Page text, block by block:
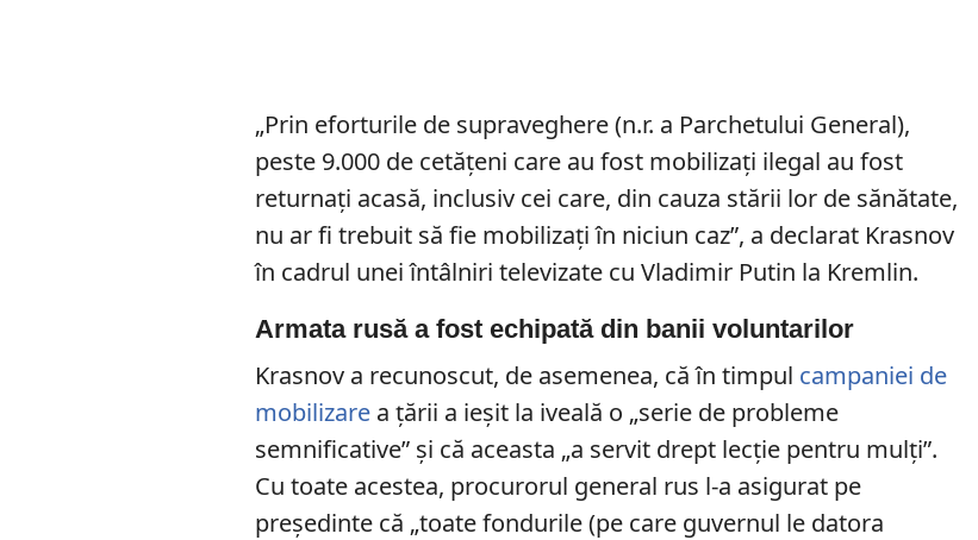
„Prin eforturile de supraveghere (n.r. a Parchetului General),
peste 9.000 de cetățeni care au fost mobilizați ilegal au fost
returnați acasă, inclusiv cei care, din cauza stării lor de sănătate,
nu ar fi trebuit să fie mobilizați în niciun caz”, a declarat Krasnov
în cadrul unei întâlniri televizate cu Vladimir Putin la Kremlin.
Armata rusă a fost echipată din banii voluntarilor
Krasnov a recunoscut, de asemenea, că în timpul campaniei de
mobilizare a țării a ieșit la iveală o „serie de probleme
semnificative” și că aceasta „a servit drept lecție pentru mulți”.
Cu toate acestea, procurorul general rus l-a asigurat pe
președinte că „toate fondurile (pe care guvernul le datora